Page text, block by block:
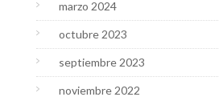
marzo 2024
octubre 2023
septiembre 2023
noviembre 2022